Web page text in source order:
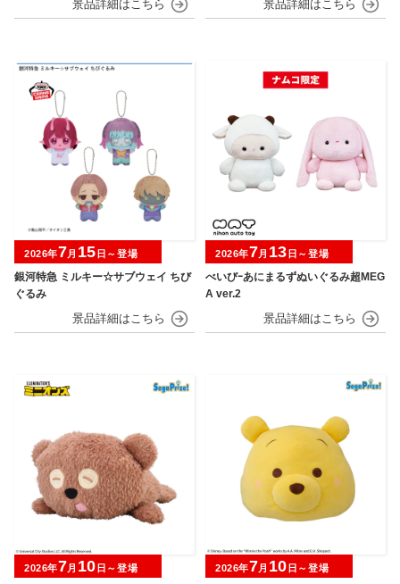
銀河特急 ミルキー☆サブウェイ ちび
ぐるみ
2026年7月 15 日～登場
べいびｰあにまるずぬいぐるみ超MEG
A ver.2
2026年7月 13 日～登場
2026年7月 10 日～登場 2026年7月 10 日～登場